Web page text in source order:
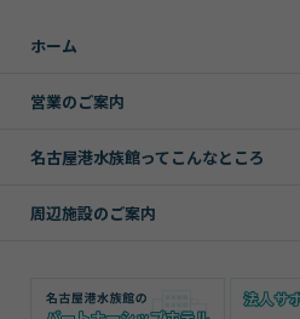
ホーム
営業のご案内
名古屋港水族館ってこんなところ
周辺施設のご案内